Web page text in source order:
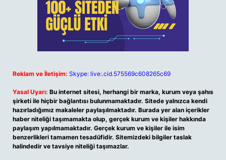
Reklam ve İletişim: Skype: live:.cid.575569c608265c69
Yasal Uyarı: Bu internet sitesi, herhangi bir marka, kurum veya şahıs
şirketi ile hiçbir bağlantısı bulunmamaktadır. Sitede yalnızca kendi
hazırladığımız makaleler paylaşılmaktadır. Burada yer alan içerikler
haber niteliği taşımamakta olup, gerçek kurum ve kişiler hakkında
paylaşım yapılmamaktadır. Gerçek kurum ve kişiler ile isim
benzerlikleri tamamen tesadüfidir. Sitemizdeki bilgiler taslak
halindedir ve tavsiye niteliği taşımazlar.